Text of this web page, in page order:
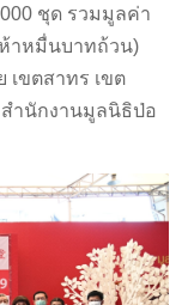
ชุด รวมมูลค่า
าหมื่นบาทถ้วน)
เขตสาทร เขต
ำนักงานมูลนิธิป่อ